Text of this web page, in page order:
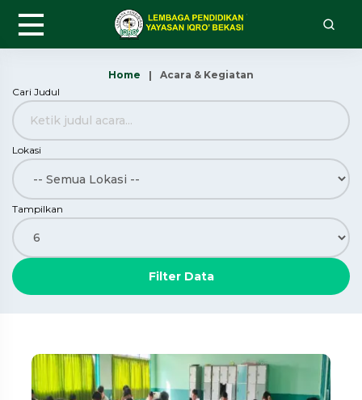
Home
Acara & Kegiatan
Cari Judul
Lokasi
Tampilkan
Filter Data